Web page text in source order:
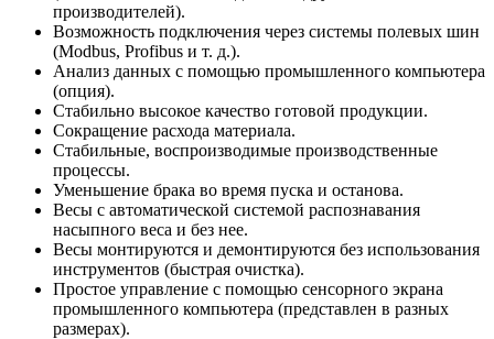
производителей).
Возможность подключения через системы полевых шин
(Modbus, Profibus и т. д.).
Анализ данных с помощью промышленного компьютера
(опция).
Стабильно высокое качество готовой продукции.
Сокращение расхода материала.
Стабильные, воспроизводимые производственные
процессы.
Уменьшение брака во время пуска и останова.
Весы с автоматической системой распознавания
насыпного веса и без нее.
Весы монтируются и демонтируются без использования
инструментов (быстрая очистка).
Простое управление с помощью сенсорного экрана
промышленного компьютера (представлен в разных
размерах).